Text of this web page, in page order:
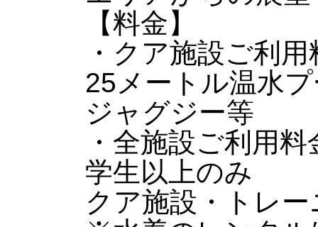
【料金】
・クア施設ご利
25メートル温水
ジャグジー等
・全施設ご利用
学生以上のみ
クア施設・トレ